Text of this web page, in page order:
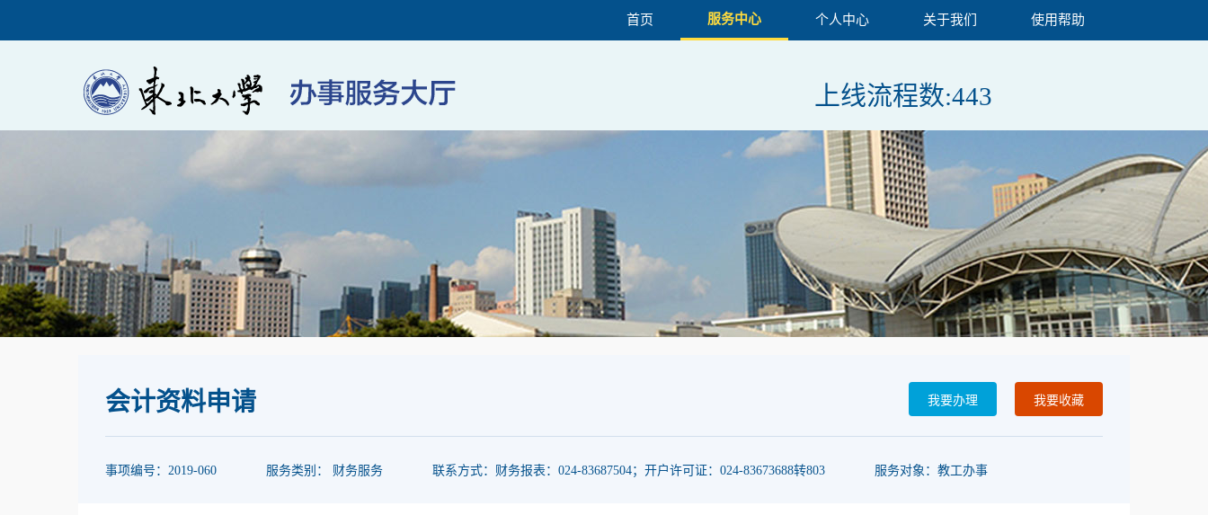
首页 服务中心 个人中心 关于我们 使用帮助
上线流程数:443
会计资料申请
事项编号：2019-060 服务类别： 财务服务 联系方式：财务报表：024-83687504；开户许可证：024-83673688转803 服务对象：教工办事